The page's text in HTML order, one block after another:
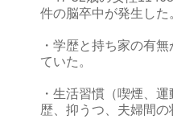
件の脳卒中が発生した
・学歴と持ち家の有
ていた。
・生活習慣（喫煙、
歴、抑うつ、夫婦間